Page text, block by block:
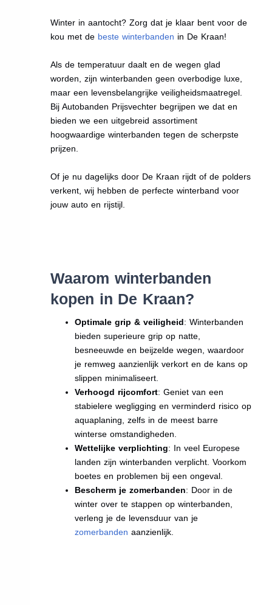
Winter in aantocht? Zorg dat je klaar bent voor de
kou met de beste winterbanden in De Kraan!
Als de temperatuur daalt en de wegen glad
worden, zijn winterbanden geen overbodige luxe,
maar een levensbelangrijke veiligheidsmaatregel.
Bij Autobanden Prijsvechter begrijpen we dat en
bieden we een uitgebreid assortiment
hoogwaardige winterbanden tegen de scherpste
prijzen.
Of je nu dagelijks door De Kraan rijdt of de polders
verkent, wij hebben de perfecte winterband voor
jouw auto en rijstijl.
Waarom winterbanden
kopen in De Kraan?
Optimale grip & veiligheid: Winterbanden
bieden superieure grip op natte,
besneeuwde en beijzelde wegen, waardoor
je remweg aanzienlijk verkort en de kans op
slippen minimaliseert.
Verhoogd rijcomfort: Geniet van een
stabielere wegligging en verminderd risico op
aquaplaning, zelfs in de meest barre
winterse omstandigheden.
Wettelijke verplichting: In veel Europese
landen zijn winterbanden verplicht. Voorkom
boetes en problemen bij een ongeval.
Bescherm je zomerbanden: Door in de
winter over te stappen op winterbanden,
verleng je de levensduur van je
zomerbanden aanzienlijk.